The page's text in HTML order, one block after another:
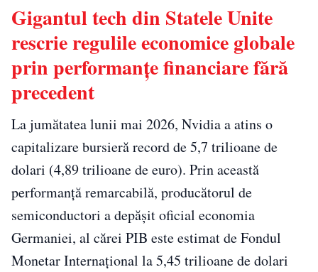
Gigantul tech din Statele Unite
rescrie regulile economice globale
prin performanțe financiare fără
precedent
La jumătatea lunii mai 2026, Nvidia a atins o
capitalizare bursieră record de 5,7 trilioane de
dolari (4,89 trilioane de euro). Prin această
performanță remarcabilă, producătorul de
semiconductori a depășit oficial economia
Germaniei, al cărei PIB este estimat de Fondul
Monetar Internațional la 5,45 trilioane de dolari